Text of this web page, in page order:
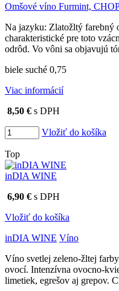
Omšové víno Furmint,
Na jazyku: Zlatožltý farebný
charakteristické pre toto
odrôd. Vo vôni sa objavujú
biele suché 0,75
Viac informácií
8,50 € s DPH
Vložiť do košíka
Top
inDIA WINE
6,90 € s DPH
Vložiť do košíka
inDIA WINE Víno
Víno svetlej zeleno-žltej
ovocí. Intenzívna ovocno-
limetiek, egrešov aj grepov.